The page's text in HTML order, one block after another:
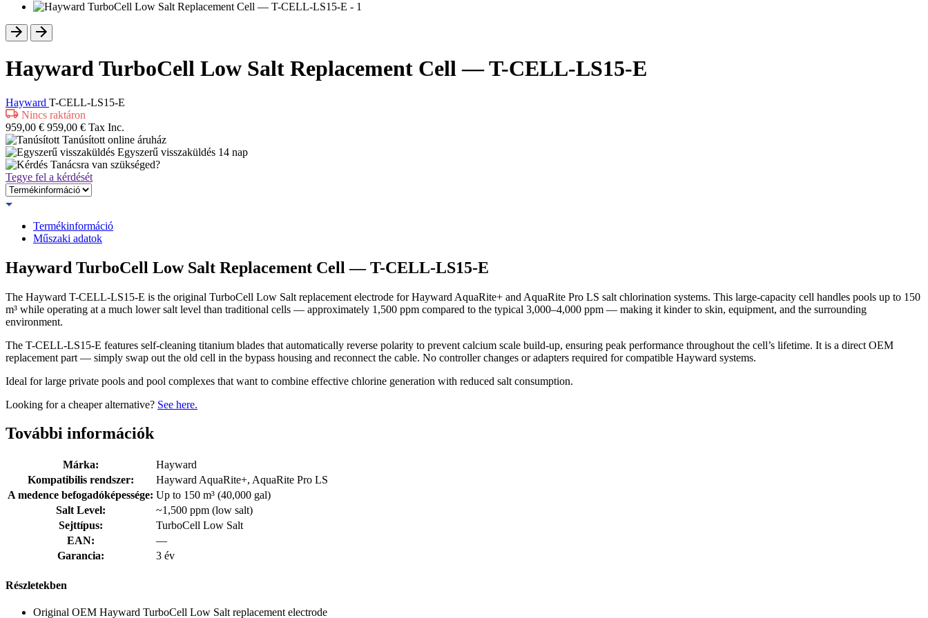
Hayward TurboCell Low Salt Replacement Cell — T-CELL-LS15-E
Hayward T-CELL-LS15-E
Nincs raktáron
959,00 € 959,00 € Tax Inc.
Tanúsított online áruház
Egyszerű visszaküldés 14 nap
Tanácsra van szükséged?
Tegye fel a kérdését
Termékinformáció
Műszaki adatok
Hayward TurboCell Low Salt Replacement Cell — T-CELL-LS15-E
The Hayward T-CELL-LS15-E is the original TurboCell Low Salt replacement electrode for Hayward AquaRite+ and AquaRite Pro LS salt chlorination systems. This large-capacity cell handles pools up to 150
m³ while operating at a much lower salt level than traditional cells — approximately 1,500 ppm compared to the typical 3,000–4,000 ppm — making it kinder to skin, equipment, and the surrounding
environment.
The T-CELL-LS15-E features self-cleaning titanium blades that automatically reverse polarity to prevent calcium scale build-up, ensuring peak performance throughout the cell’s lifetime. It is a direct OEM
replacement part — simply swap out the old cell in the bypass housing and reconnect the cable. No controller changes or adapters required for compatible Hayward systems.
Ideal for large private pools and pool complexes that want to combine effective chlorine generation with reduced salt consumption.
Looking for a cheaper alternative? See here.
További információk
Márka:
Hayward
Kompatibilis rendszer:
Hayward AquaRite+, AquaRite Pro LS
A medence befogadóképessége: Up to 150 m³ (40,000 gal)
Salt Level:
~1,500 ppm (low salt)
Sejttípus:
TurboCell Low Salt
EAN:
—
Garancia:
3 év
Részletekben
Original OEM Hayward TurboCell Low Salt replacement electrode